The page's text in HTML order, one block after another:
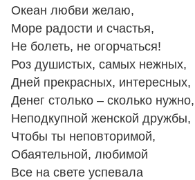
Океан любви желаю,
Море радости и счастья,
Не болеть, не огорчаться!
Роз душистых, самых нежных,
Дней прекрасных, интересных,
Денег столько – сколько нужно,
Неподкупной женской дружбы,
Чтобы ты неповторимой,
Обаятельной, любимой
Все на свете успевала